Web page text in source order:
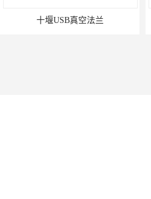
十堰USB真空法兰